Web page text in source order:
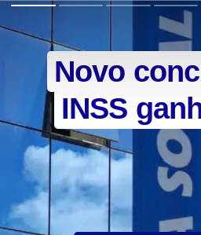
Novo
INSS